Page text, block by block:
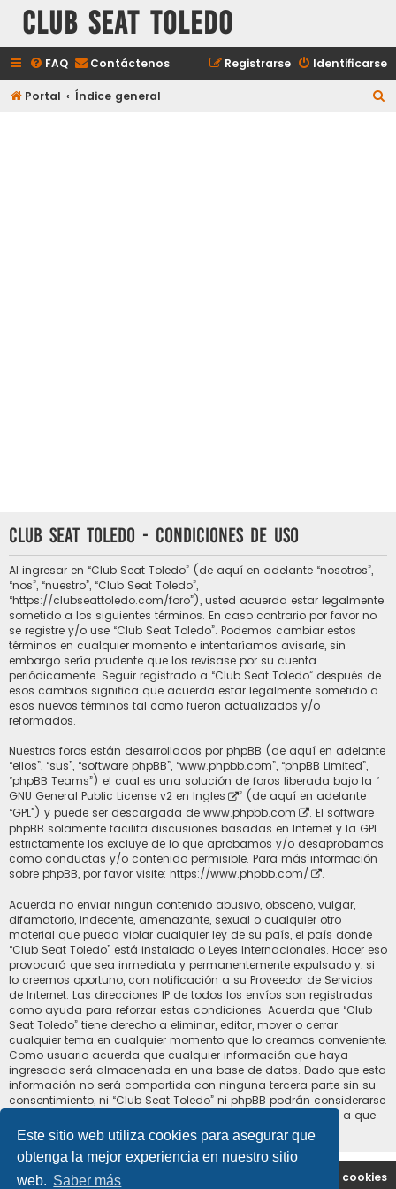
Este sitio web utiliza cookies para asegurar que
obtenga la mejor experiencia en nuestro sitio
web. Saber más
Club Seat Toledo
FAQ Contáctenos Identificarse
Registrarse
Portal Índice general
Club Seat Toledo - Condiciones de uso
Al ingresar en “Club Seat Toledo” (de aquí en adelante “nosotros”,
“nos”, “nuestro”, “Club Seat Toledo”,
“https://clubseattoledo.com/foro”), usted acuerda estar legalmente
sometido a los siguientes términos. En caso contrario por favor no
se registre y/o use “Club Seat Toledo”. Podemos cambiar estos
términos en cualquier momento e intentaríamos avisarle, sin
embargo sería prudente que los revisase por su cuenta
periódicamente. Seguir registrado a “Club Seat Toledo” después de
esos cambios significa que acuerda estar legalmente sometido a
esos nuevos términos tal como fueron actualizados y/o
reformados.
Nuestros foros están desarrollados por phpBB (de aquí en adelante
“ellos”, “sus”, “software phpBB”, “www.phpbb.com”, “phpBB Limited”,
“phpBB Teams”) el cual es una solución de foros liberada bajo la “
GNU General Public License v2 en Ingles
” (de aquí en adelante
“GPL”) y puede ser descargada de www.phpbb.com
. El software
phpBB solamente facilita discusiones basadas en Internet y la GPL
estrictamente los excluye de lo que aprobamos y/o desaprobamos
como conductas y/o contenido permisible. Para más información
sobre phpBB, por favor visite: https://www.phpbb.com/ .
Acuerda no enviar ningun contenido abusivo, obsceno, vulgar,
difamatorio, indecente, amenazante, sexual o cualquier otro
material que pueda violar cualquier ley de su país, el país donde
“Club Seat Toledo” está instalado o Leyes Internacionales. Hacer eso
provocará que sea inmediata y permanentemente expulsado y, si
lo creemos oportuno, con notificación a su Proveedor de Servicios
de Internet. Las direcciones IP de todos los envíos son registradas
como ayuda para reforzar estas condiciones. Acuerda que “Club
Seat Toledo” tiene derecho a eliminar, editar, mover o cerrar
cualquier tema en cualquier momento que lo creamos conveniente.
Como usuario acuerda que cualquier información que haya
ingresado será almacenada en una base de datos. Dado que esta
información no será compartida con ninguna tercera parte sin su
consentimiento, ni “Club Seat Toledo” ni phpBB podrán considerarse
responsables por cualquier intento de hacking que conlleve a que
los datos sean comprometidos.
Portal Índice general Borrar cookies